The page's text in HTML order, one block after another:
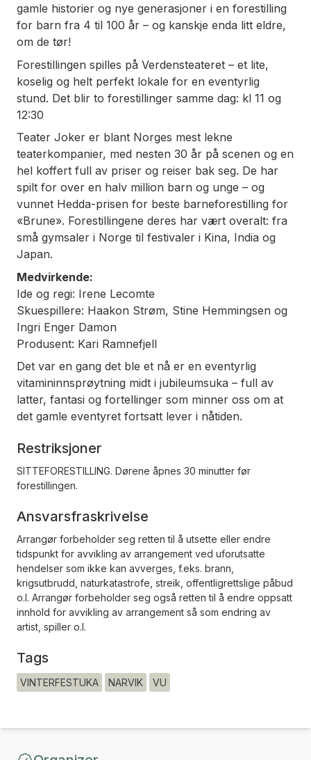
gamle historier og nye generasjoner i en forestilling
for barn fra 4 til 100 år – og kanskje enda litt eldre,
om de tør!
Forestillingen spilles på Verdensteateret – et lite,
koselig og helt perfekt lokale for en eventyrlig
stund. Det blir to forestillinger samme dag: kl 11 og
12:30
Teater Joker er blant Norges mest lekne
teaterkompanier, med nesten 30 år på scenen og en
hel koffert full av priser og reiser bak seg. De har
spilt for over en halv million barn og unge – og
vunnet Hedda-prisen for beste barneforestilling for
«Brune». Forestillingene deres har vært overalt: fra
små gymsaler i Norge til festivaler i Kina, India og
Japan.
Medvirkende:
Ide og regi: Irene Lecomte
Skuespillere: Haakon Strøm, Stine Hemmingsen og
Ingri Enger Damon
Produsent: Kari Ramnefjell
Det var en gang det ble et nå er en eventyrlig
vitamininnsprøytning midt i jubileumsuka – full av
latter, fantasi og fortellinger som minner oss om at
det gamle eventyret fortsatt lever i nåtiden.
Restriksjoner
SITTEFORESTILLING. Dørene åpnes 30 minutter før
forestillingen.
Ansvarsfraskrivelse
Arrangør forbeholder seg retten til å utsette eller endre
tidspunkt for avvikling av arrangement ved uforutsatte
hendelser som ikke kan avverges, f.eks. brann,
krigsutbrudd, naturkatastrofe, streik, offentligrettslige påbud
o.l. Arrangør forbeholder seg også retten til å endre oppsatt
innhold for avvikling av arrangement så som endring av
artist, spiller o.l.
Tags
VINTERFESTUKA NARVIK VU